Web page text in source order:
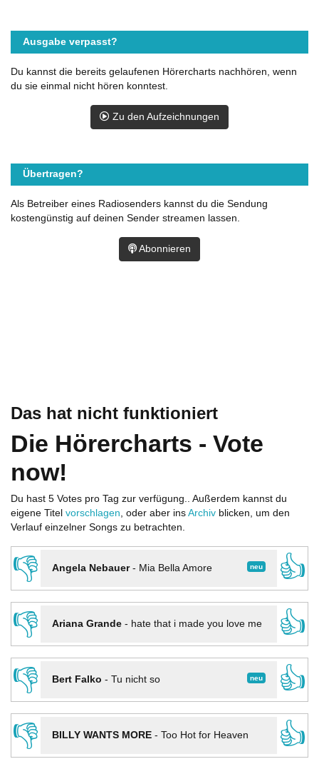
Das hat nicht funktioniert
Die Hörercharts - Vote
now!
Du hast 5 Votes pro Tag zur verfügung.. Außerdem kannst du
eigene Titel vorschlagen, oder aber ins Archiv blicken, um den
Verlauf einzelner Songs zu betrachten.
👎 neu
Angela Nebauer- Mia Bella Amore
👍
👎
Ariana Grande- hate that i made you love me
👍
👎
neu
Bert Falko - Tu nicht so
👍
👎
BILLY WANTS MORE- Too Hot for Heaven
👍
Ausgabe verpasst?
Du kannst die bereits gelaufenen Hörercharts nachhören, wenn
du sie einmal nicht hören konntest.
Zu den Aufzeichnungen
Übertragen?
Als Betreiber eines Radiosenders kannst du die Sendung
kostengünstig auf deinen Sender streamen lassen.
Abonnieren